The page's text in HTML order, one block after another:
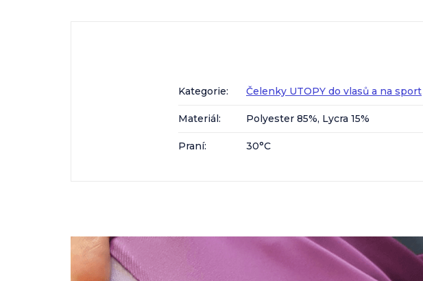
Kategorie: Čelenky UTOPY do vlasů a na sport
Materiál: Polyester 85%, Lycra 15%
Praní: 30°C